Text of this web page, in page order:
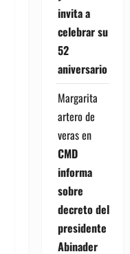
invita a
celebrar su
52
aniversario
Margarita
artero de
verasen
CMD
informa
sobre
decreto del
presidente
Abinader